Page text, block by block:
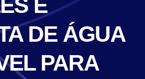
E
DE ÁGUA
PARA